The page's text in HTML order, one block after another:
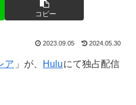
コピー
2023.09.05 2024.05.30
ア 」が、 Huluにて独占配信